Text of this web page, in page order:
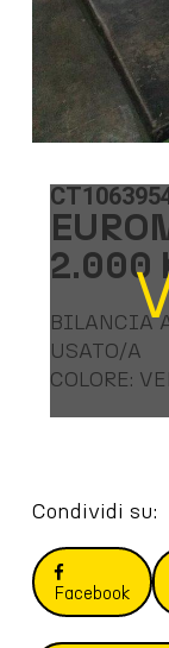
2.000
BILANCIA
USATO/A
COLORE:
Condividi su:
Facebook